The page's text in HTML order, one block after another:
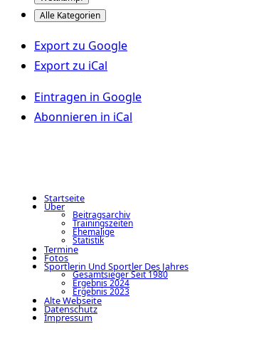
Alle Kategorien
Export zu Google
Export zu iCal
Eintragen in Google
Abonnieren in iCal
Startseite
Über
Beitragsarchiv
Trainingszeiten
Ehemalige
Statistik
Termine
Fotos
Sportlerin Und Sportler Des Jahres
Gesamtsieger Seit 1980
Ergebnis 2024
Ergebnis 2023
Alte Webseite
Datenschutz
Impressum